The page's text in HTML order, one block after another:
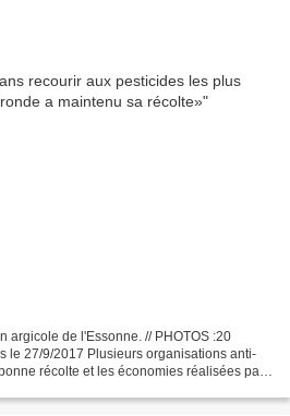
argicole de l'Essonne. // PHOTOS :20
récolte et les économies réalisées par